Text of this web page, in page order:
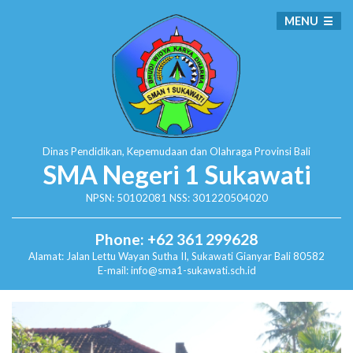
Dinas Pendidikan, Kepemudaan dan Olahraga Provinsi Bali
SMA Negeri 1 Sukawati
NPSN: 50102081 NSS: 301220504020
Phone: +62 361 299628
Alamat: Jalan Lettu Wayan Sutha II, SukawatiGianyar Bali 80582
E-mail: info@sma1-sukawati.sch.id
MENU